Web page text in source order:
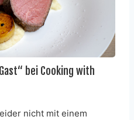
bei Cooking with
nicht mit einem